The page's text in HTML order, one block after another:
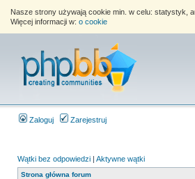
Nasze strony używają cookie min. w celu: statystyk,
Więcej informacji w: o cookie
Zaloguj Zarejestruj
Wątki bez odpowiedzi | Aktywne wątki
Strona główna forum